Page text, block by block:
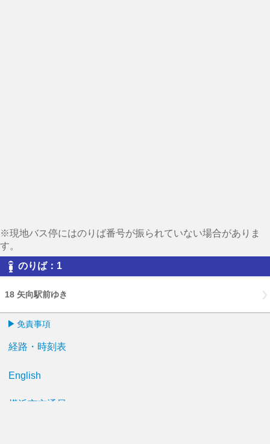
※現地バス停にはのりば番号が振られていない場合がありま
す。
のりば：1
18 矢向駅前ゆき
免責事項
経路・時刻表
English
横浜市交通局